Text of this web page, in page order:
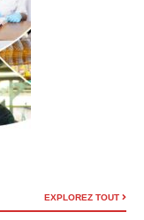
EXPLOREZ TOUT